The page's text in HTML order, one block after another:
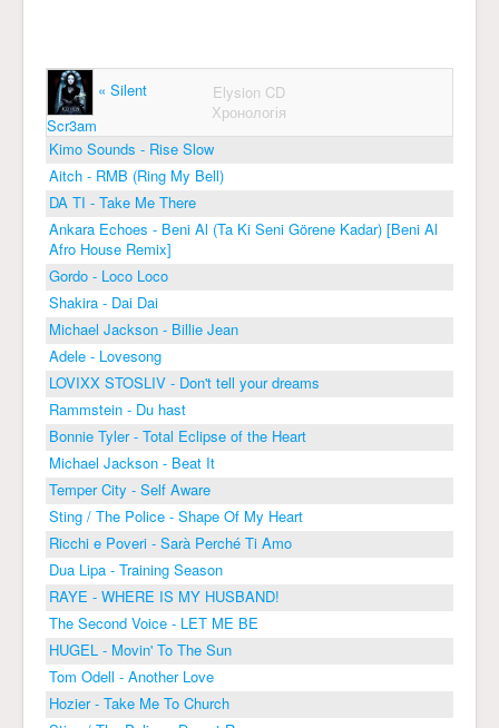
« Silent
Scr3am
Elysion CD
Хронологія
Kimo Sounds - Rise Slow
Aitch - RMB (Ring My Bell)
DA TI - Take Me There
Ankara Echoes - Beni Al (Ta Ki Seni Görene Kadar) [Beni Al
Afro House Remix]
Gordo - Loco Loco
Shakira - Dai Dai
Michael Jackson - Billie Jean
Adele - Lovesong
LOVIXX STOSLIV - Don't tell your dreams
Rammstein - Du hast
Bonnie Tyler - Total Eclipse of the Heart
Michael Jackson - Beat It
Temper City - Self Aware
Sting / The Police - Shape Of My Heart
Ricchi e Poveri - Sarà Perché Ti Amo
Dua Lipa - Training Season
RAYE - WHERE IS MY HUSBAND!
The Second Voice - LET ME BE
HUGEL - Movin' To The Sun
Tom Odell - Another Love
Hozier - Take Me To Church